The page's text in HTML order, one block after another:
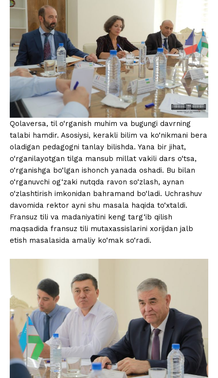
Qolaversa, til o‘rganish muhim va bugungi davrning
talabi hamdir. Asosiysi, kerakli bilim va ko‘nikmani bera
oladigan pedagogni tanlay bilishda. Yana bir jihat,
o‘rganilayotgan tilga mansub millat vakili dars o‘tsa,
o‘rganishga bo‘lgan ishonch yanada oshadi. Bu bilan
o‘rganuvchi og‘zaki nutqda ravon so‘zlash, aynan
o‘zlashtirish imkonidan bahramand bo‘ladi. Uchrashuv
davomida rektor ayni shu masala haqida to‘xtaldi.
Fransuz tili va madaniyatini keng targ‘ib qilish
maqsadida fransuz tili mutaxassislarini xorijdan jalb
etish masalasida amaliy ko‘mak so‘radi.